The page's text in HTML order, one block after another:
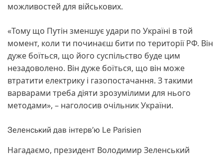
можливостей для військових.
«Тому що Путін зменшує удари по Україні в той
момент, коли ти починаєш бити по території РФ. Він
дуже боїться, що його суспільство буде цим
незадоволено. Він дуже боїться, що він може
втратити електрику і газопостачання. З такими
варварами треба діяти зрозумілими для нього
методами», – наголосив очільник України.
Зеленський дав інтерв’ю Le Parisien
Нагадаємо, президент Володимир Зеленський